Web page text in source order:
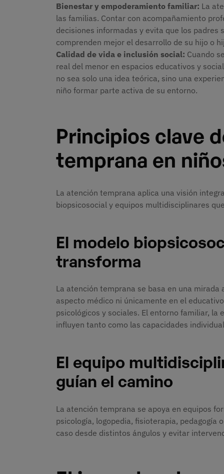
Bienestar y empoderamiento familiar: La
las familias. Contar con acompañamiento
decisiones informadas y evita que los padres
comprenden mejor el desarrollo de su hijo o
Calidad de vida e inclusión social: Cuando
real del menor en espacios educativos y
no sea solo una idea teórica, sino una
niño formar parte activa de su entorno.
Principios clave
temprana en
La atención temprana aplica una visión
biopsicosocial y equipos multidisciplinares
El modelo
transforma
La atención temprana se basa en una
aspecto médico ni únicamente en el
psicológicos y sociales. El entorno familiar,
influyen tanto como las capacidades
El equipo
guían el camino
La atención temprana se apoya en equipos
psicología, logopedia, fisioterapia, pedagogía
caso desde distintos ángulos y evitar